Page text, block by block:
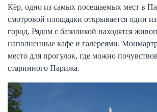
Кёр, одно из самых посещаемых мест в
смотровой площадки открывается один
город. Рядом с базиликой находятся
наполненные кафе и галереями.
место для прогулок, где можно
старинного Парижа.